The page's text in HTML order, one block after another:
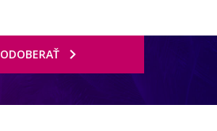
ODOBERAŤ